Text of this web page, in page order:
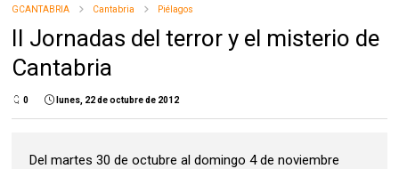
GCANTABRIA Cantabria Piélagos
II Jornadas del terror y el misterio de
Cantabria
0 lunes, 22 de octubre de 2012
Del martes 30 de octubre al domingo 4 de noviembre